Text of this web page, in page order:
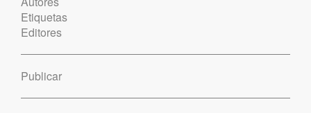
Etiquetas
Editores
Publicar